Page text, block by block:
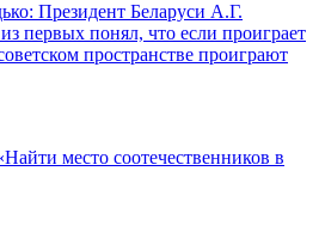
Президент Беларуси А.Г.
первых понял, что если проиграет
пространстве проиграют
место соотечественников в